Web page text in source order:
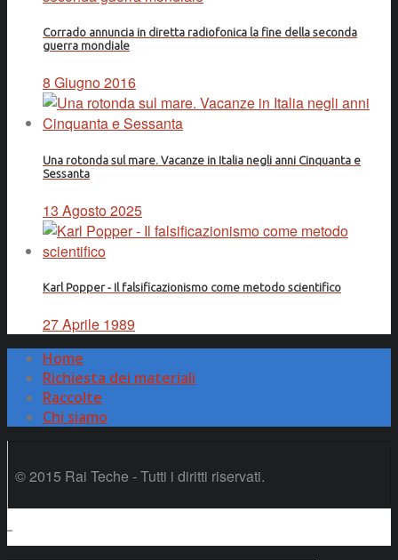
Corrado annuncia in diretta radiofonica la fine della seconda
guerra mondiale
8 Giugno 2016
Una rotonda sul mare. Vacanze in Italia negli anni Cinquanta e
Sessanta
13 Agosto 2025
Karl Popper - Il falsificazionismo come metodo scientifico
27 Aprile 1989
Home
Richiesta dei materiali
Raccolte
Chi siamo
© 2015 Rai Teche - Tutti i diritti riservati.